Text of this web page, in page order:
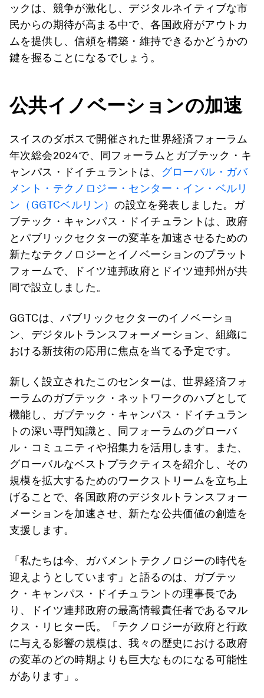
ックは、競争が激化し、デジタルネイティブな市
民からの期待が高まる中で、各国政府がアウトカ
ムを提供し、信頼を構築・維持できるかどうかの
鍵を握ることになるでしょう。
公共イノベーションの加速
スイスのダボスで開催された世界経済フォーラム
年次総会2024で、同フォーラムとガブテック・キ
ャンパス・ドイチュラントは、
グローバル・ガバ
メント・テクノロジー・センター・イン・ベルリ
ン（GGTCベルリン）の設立を発表しました。ガ
ブテック・キャンパス・ドイチュラントは、政府
とパブリックセクターの変革を加速させるための
新たなテクノロジーとイノベーションのプラット
フォームで、ドイツ連邦政府とドイツ連邦州が共
同で設立しました。
GGTCは、パブリックセクターのイノベーショ
ン、デジタルトランスフォーメーション、組織に
おける新技術の応用に焦点を当てる予定です。
新しく設立されたこのセンターは、世界経済フォ
ーラムのガブテック・ネットワークのハブとして
機能し、ガブテック・キャンパス・ドイチュラン
トの深い専門知識と、同フォーラムのグローバ
ル・コミュニティや招集力を活用します。また、
グローバルなベストプラクティスを紹介し、その
規模を拡大するためのワークストリームを立ち上
げることで、各国政府のデジタルトランスフォー
メーションを加速させ、新たな公共価値の創造を
支援します。
「私たちは今、ガバメントテクノロジーの時代を
迎えようとしています」と語るのは、ガブテッ
ク・キャンパス・ドイチュラントの理事長であ
り、ドイツ連邦政府の最高情報責任者であるマル
クス・リヒター氏。「テクノロジーが政府と行政
に与える影響の規模は、我々の歴史における政府
の変革のどの時期よりも巨大なものになる可能性
があります」。